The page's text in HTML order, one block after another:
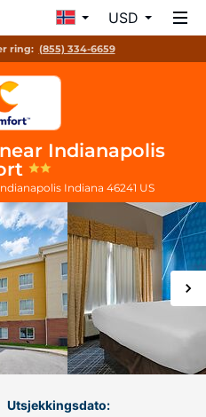
USD
ring: (855) 334-6659
Indianapolis
Indiana 46241 US
Utsjekkingsdato: